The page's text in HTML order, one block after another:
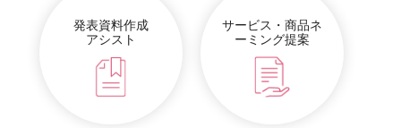
発表資料作成
アシスト
サービス・商品ネ
ーミング提案